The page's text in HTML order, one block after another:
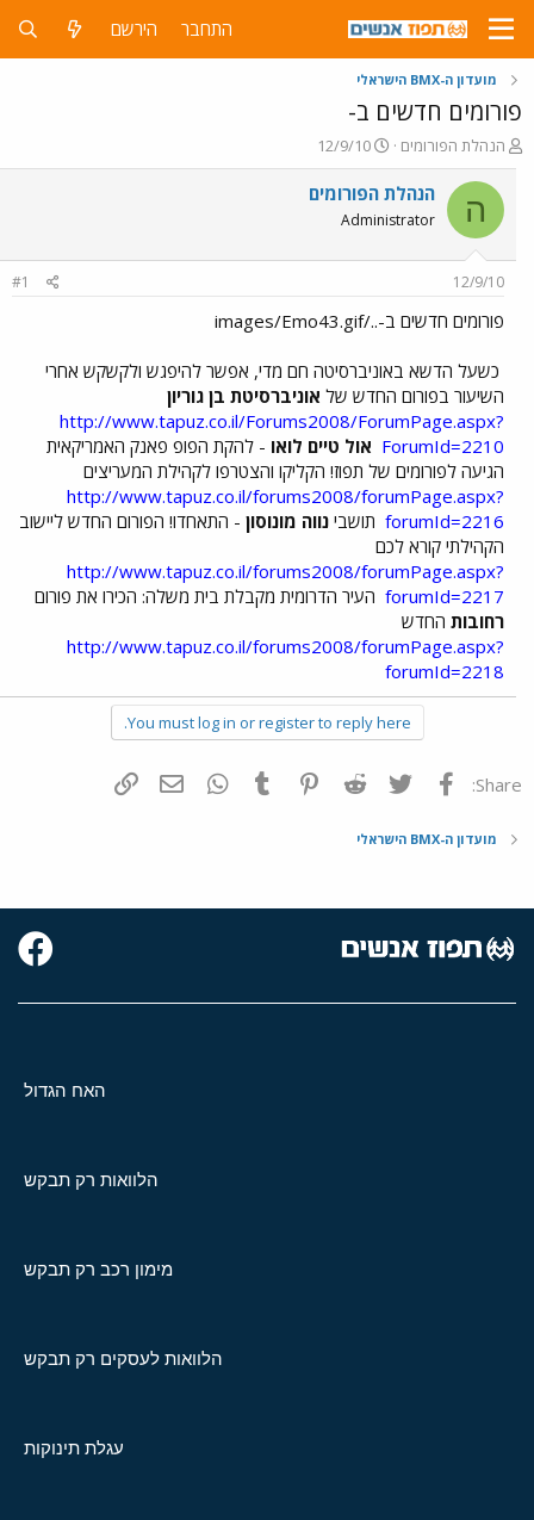
התחבר הירשם
מועדון ה-BMX הישראלי
פורומים חדשים ב-
פ
ו
ת
ח
ה
ו
ש
א
הנהלת הפורומים
פ
ו
ר
ם
ר
12/9/10
ה הנהלת הפורומים
Administrator
12/9/10
#1
פורומים חדשים ב-../images/Emo43.gif
כשעל הדשא באוניברסיטה חם מדי, אפשר להיפגש ולקשקש אחרי
השיעור בפורום החדש של אוניברסיטת בן גוריון
http://www.tapuz.co.il/Forums2008/ForumPage.aspx?
ForumId=2210 אול טיים לואו - להקת הפופ פאנק האמריקאית
הגיעה לפורומים של תפוז! הקליקו והצטרפו לקהילת המעריצים
http://www.tapuz.co.il/forums2008/forumPage.aspx?
forumId=2216 תושבי נווה מונוסון - התאחדו! הפורום החדש ליישוב
הקהילתי קורא לכם
http://www.tapuz.co.il/forums2008/forumPage.aspx?
forumId=2217 העיר הדרומית מקבלת בית משלה: הכירו את פורום
רחובות החדש
http://www.tapuz.co.il/forums2008/forumPage.aspx?
forumId=2218
You must log in or register to reply here.
Share: פייסבוק Twitter
Reddit
Pinterest
Tumblr
WhatsAppדואר אלקטרוני
מועדון ה-BMX הישראלי
האח הגדול
הלוואות רק תבקש
מימון רכב רק תבקש
הלוואות לעסקים רק תבקש
עגלת תינוקות